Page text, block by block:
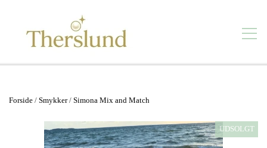
Smykker
Se alt
Kontakt
Forside Smykker Simona Mix and Match
UDSOLGT